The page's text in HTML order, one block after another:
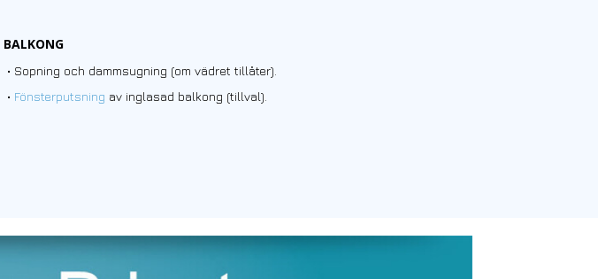
BALKONG
• Sopning och dammsugning (om vädret tillåter).
• Fönsterputsning av inglasad balkong (tillval).